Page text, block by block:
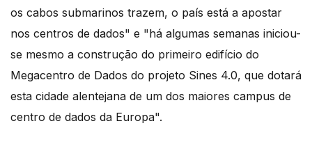
os cabos submarinos trazem, o país está a apostar
nos centros de dados" e "há algumas semanas iniciou-
se mesmo a construção do primeiro edifício do
Megacentro de Dados do projeto Sines 4.0, que dotará
esta cidade alentejana de um dos maiores campus de
centro de dados da Europa".